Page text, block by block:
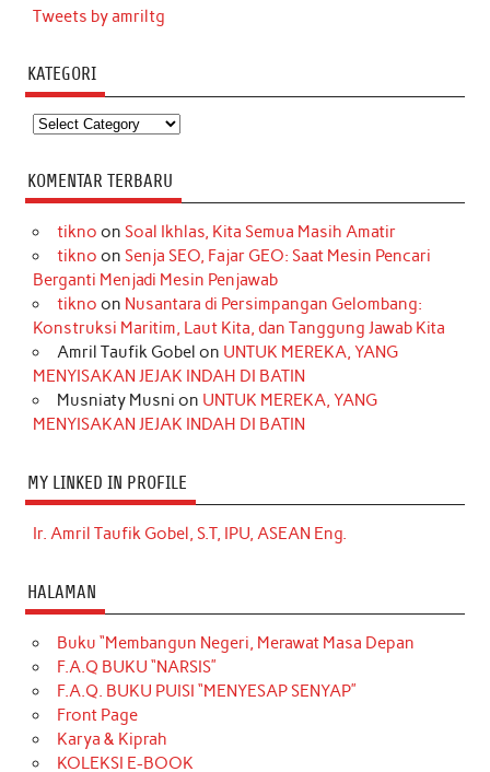
Tweets by amriltg
KATEGORI
Kategori
KOMENTAR TERBARU
tikno on Soal Ikhlas, Kita Semua Masih Amatir
tikno on Senja SEO, Fajar GEO: Saat Mesin Pencari
Berganti Menjadi Mesin Penjawab
tikno on Nusantara di Persimpangan Gelombang:
Konstruksi Maritim, Laut Kita, dan Tanggung Jawab Kita
Amril Taufik Gobel on UNTUK MEREKA, YANG
MENYISAKAN JEJAK INDAH DI BATIN
Musniaty Musni on UNTUK MEREKA, YANG
MENYISAKAN JEJAK INDAH DI BATIN
MY LINKED IN PROFILE
Ir. Amril Taufik Gobel, S.T, IPU, ASEAN Eng.
HALAMAN
Buku “Membangun Negeri, Merawat Masa Depan
F.A.Q BUKU “NARSIS”
F.A.Q. BUKU PUISI “MENYESAP SENYAP”
Front Page
Karya & Kiprah
KOLEKSI E-BOOK